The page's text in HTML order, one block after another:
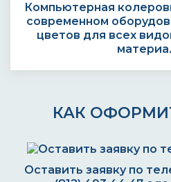
Компьютерная
современном
цветов для всех
КАК
Оставить заявку по